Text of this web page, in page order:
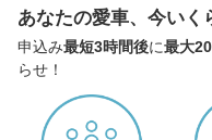
あなたの愛車、今いく
申込み最短3時間後に最大
らせ！